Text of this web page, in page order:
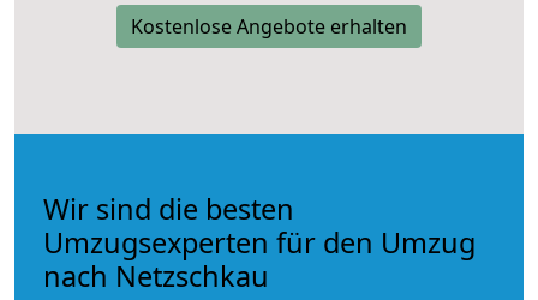
Kostenlose Angebote erhalten
Wir sind die besten
Umzugsexperten für den Umzug
nach Netzschkau